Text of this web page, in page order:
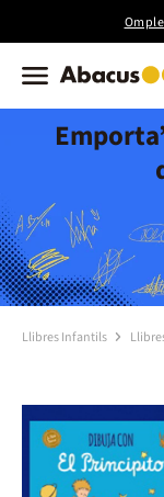
Llibres Infantils